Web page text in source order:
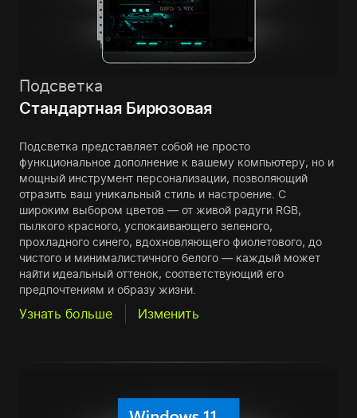
Подсветка
Стандартная Бирюзовая
Подсветка представляет собой не просто
функциональное дополнение к вашему компьютеру, но и
мощный инструмент персонализации, позволяющий
отразить ваш уникальный стиль и настроение. С
широким выбором цветов — от живой радуги RGB,
пылкого красного, успокаивающего зеленого,
прохладного синего, вдохновляющего фиолетового, до
чистого и минималистичного белого — каждый может
найти идеальный оттенок, соответствующий его
предпочтениям и образу жизни.
Узнать больше Изменить